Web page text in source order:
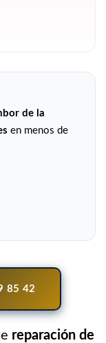
de la
en menos de
85 42
reparación de